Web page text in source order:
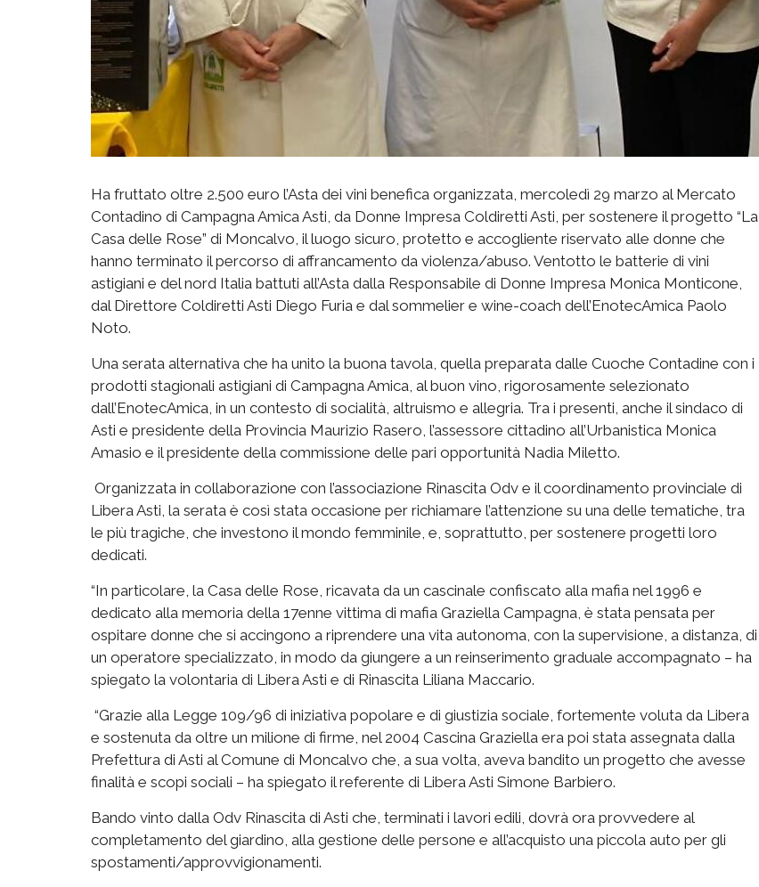
Ha fruttato oltre 2.500 euro l’Asta dei vini benefica organizzata, mercoledì 29 marzo al Mercato
Contadino di Campagna Amica Asti, da Donne Impresa Coldiretti Asti, per sostenere il progetto “La
Casa delle Rose” di Moncalvo, il luogo sicuro, protetto e accogliente riservato alle donne che
hanno terminato il percorso di affrancamento da violenza/abuso. Ventotto le batterie di vini
astigiani e del nord Italia battuti all’Asta dalla Responsabile di Donne Impresa Monica Monticone,
dal Direttore Coldiretti Asti Diego Furia e dal sommelier e wine-coach dell’EnotecAmica Paolo
Noto.
Una serata alternativa che ha unito la buona tavola, quella preparata dalle Cuoche Contadine con i
prodotti stagionali astigiani di Campagna Amica, al buon vino, rigorosamente selezionato
dall’EnotecAmica, in un contesto di socialità, altruismo e allegria. Tra i presenti, anche il sindaco di
Asti e presidente della Provincia Maurizio Rasero, l’assessore cittadino all’Urbanistica Monica
Amasio e il presidente della commissione delle pari opportunità Nadia Miletto.
Organizzata in collaborazione con l’associazione Rinascita Odv e il coordinamento provinciale di
Libera Asti, la serata è così stata occasione per richiamare l’attenzione su una delle tematiche, tra
le più tragiche, che investono il mondo femminile, e, soprattutto, per sostenere progetti loro
dedicati.
“In particolare, la Casa delle Rose, ricavata da un cascinale confiscato alla mafia nel 1996 e
dedicato alla memoria della 17enne vittima di mafia Graziella Campagna, è stata pensata per
ospitare donne che si accingono a riprendere una vita autonoma, con la supervisione, a distanza, di
un operatore specializzato, in modo da giungere a un reinserimento graduale accompagnato – ha
spiegato la volontaria di Libera Asti e di Rinascita Liliana Maccario.
“Grazie alla Legge 109/96 di iniziativa popolare e di giustizia sociale, fortemente voluta da Libera
e sostenuta da oltre un milione di firme, nel 2004 Cascina Graziella era poi stata assegnata dalla
Prefettura di Asti al Comune di Moncalvo che, a sua volta, aveva bandito un progetto che avesse
finalità e scopi sociali – ha spiegato il referente di Libera Asti Simone Barbiero.
Bando vinto dalla Odv Rinascita di Asti che, terminati i lavori edili, dovrà ora provvedere al
completamento del giardino, alla gestione delle persone e all’acquisto una piccola auto per gli
spostamenti/approvvigionamenti.